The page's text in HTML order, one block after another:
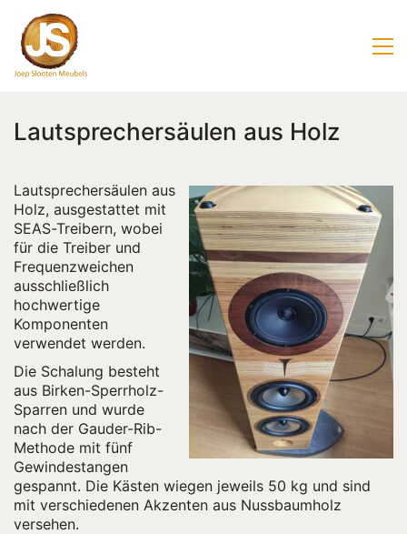
Lautsprechersäulen aus Holz
Lautsprechersäulen aus
Holz, ausgestattet mit
SEAS-Treibern, wobei
für die Treiber und
Frequenzweichen
ausschließlich
hochwertige
Komponenten
verwendet werden.
Die Schalung besteht
aus Birken-Sperrholz-
Sparren und wurde
nach der Gauder-Rib-
Methode mit fünf
Gewindestangen
gespannt. Die Kästen wiegen jeweils 50 kg und sind
mit verschiedenen Akzenten aus Nussbaumholz
versehen.